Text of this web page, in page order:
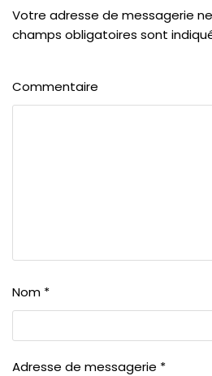
Votre adresse de messagerie
champs obligatoires sont
Commentaire
Nom *
Adresse de messagerie *